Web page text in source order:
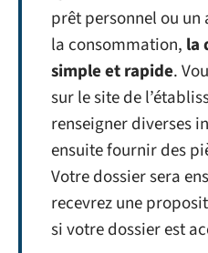
prêt personnel ou
la consommation, la
simple et rapide.
sur le site de
renseigner diverses
ensuite fournir des
Votre dossier sera
recevrez une
si votre dossier est